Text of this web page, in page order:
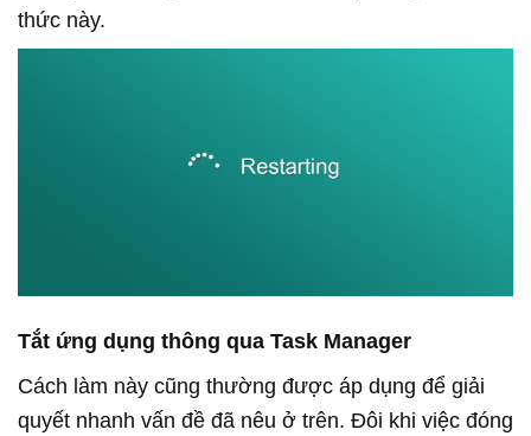
thức này.
Tắt ứng dụng thông qua Task Manager
Cách làm này cũng thường được áp dụng để giải
quyết nhanh vấn đề đã nêu ở trên. Đôi khi việc đóng